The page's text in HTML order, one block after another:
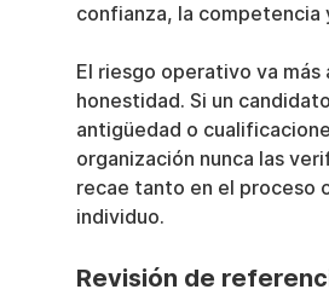
confianza, la competencia
El riesgo operativo va más
honestidad. Si un
antigüedad o
organización nunca las
recae tanto en el proceso
individuo.
Revisión de